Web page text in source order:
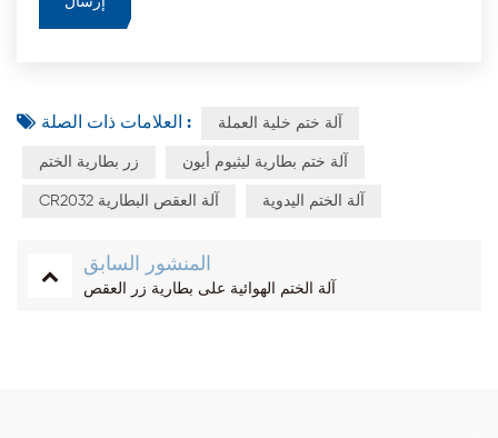
العلامات ذات الصلة : آلة ختم خلية العملة
زر بطارية الختم آلة ختم بطارية ليثيوم أيون
CR2032 آلة العقص البطارية آلة الختم اليدوية
المنشور السابق
آلة الختم الهوائية على بطارية زر العقص